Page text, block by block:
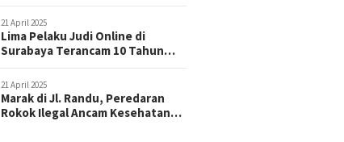
21 April 2025
Lima Pelaku Judi Online di
Surabaya Terancam 10 Tahun
21 April 2025
Marak di Jl. Randu, Peredaran
Rokok Ilegal Ancam Kesehatan